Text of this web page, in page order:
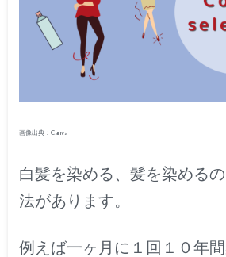
画像出典：Canva
白髪を染める、髪を染める
法があります。
例えば一ヶ月に１回１０年